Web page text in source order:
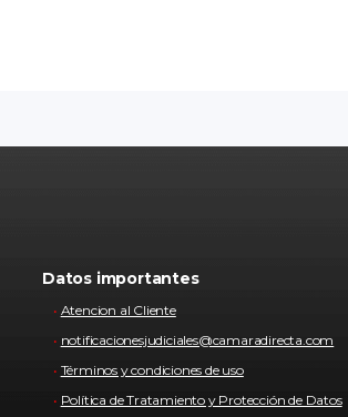
Datos importantes
Atencion al Cliente
notificacionesjudiciales@camaradirecta.com
Términos y condiciones de uso
Política de Tratamiento y Protección de Datos